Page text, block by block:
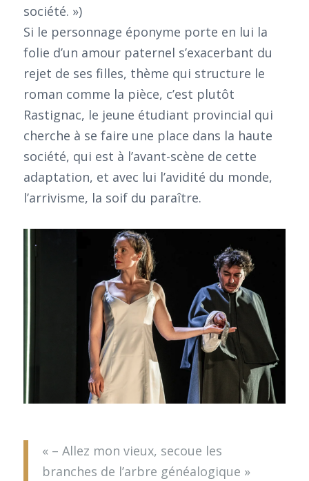
société. »)
Si le personnage éponyme porte en lui la
folie d’un amour paternel s’exacerbant du
rejet de ses filles, thème qui structure le
roman comme la pièce, c’est plutôt
Rastignac, le jeune étudiant provincial qui
cherche à se faire une place dans la haute
société, qui est à l’avant-scène de cette
adaptation, et avec lui l’avidité du monde,
l’arrivisme, la soif du paraître.
« – Allez mon vieux, secoue les
branches de l’arbre généalogique »